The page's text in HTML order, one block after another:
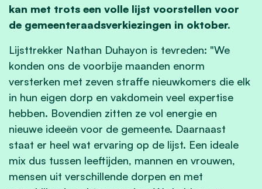
kan met trots een volle lijst voorstellen voor
de gemeenteraadsverkiezingen in oktober.
Lijsttrekker Nathan Duhayon is tevreden: "We
konden ons de voorbije maanden enorm
versterken met zeven straffe nieuwkomers die elk
in hun eigen dorp en vakdomein veel expertise
hebben. Bovendien zitten ze vol energie en
nieuwe ideeën voor de gemeente. Daarnaast
staat er heel wat ervaring op de lijst. Een ideale
mix dus tussen leeftijden, mannen en vrouwen,
mensen uit verschillende dorpen en met